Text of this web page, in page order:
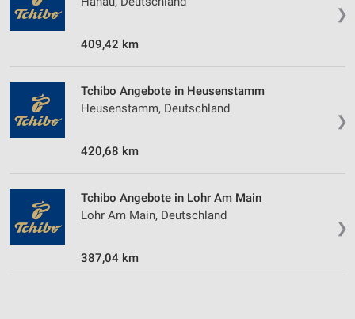
❯
409,42 km
❯
Tchibo Angebote in Heusenstamm
Heusenstamm, Deutschland
420,68 km
❯
Tchibo Angebote in Lohr Am Main
Lohr Am Main, Deutschland
387,04 km